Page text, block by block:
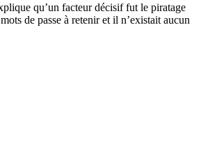
qu’un facteur décisif fut le piratage
de passe à retenir et il n’existait aucun